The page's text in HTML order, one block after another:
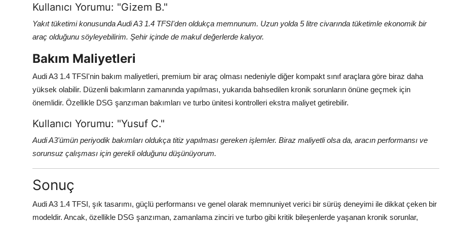
Kullanıcı Yorumu: "Gizem B."
Yakıt tüketimi konusunda Audi A3 1.4 TFSI'den oldukça memnunum. Uzun yolda 5 litre civarında tüketimle ekonomik bir
araç olduğunu söyleyebilirim. Şehir içinde de makul değerlerde kalıyor.
Bakım Maliyetleri
Audi A3 1.4 TFSI'nin bakım maliyetleri, premium bir araç olması nedeniyle diğer kompakt sınıf araçlara göre biraz daha
yüksek olabilir. Düzenli bakımların zamanında yapılması, yukarıda bahsedilen kronik sorunların önüne geçmek için
önemlidir. Özellikle DSG şanzıman bakımları ve turbo ünitesi kontrolleri ekstra maliyet getirebilir.
Kullanıcı Yorumu: "Yusuf C."
Audi A3'ümün periyodik bakımları oldukça titiz yapılması gereken işlemler. Biraz maliyetli olsa da, aracın performansı ve
sorunsuz çalışması için gerekli olduğunu düşünüyorum.
Sonuç
Audi A3 1.4 TFSI, şık tasarımı, güçlü performansı ve genel olarak memnuniyet verici bir sürüş deneyimi ile dikkat çeken bir
modeldir. Ancak, özellikle DSG şanzıman, zamanlama zinciri ve turbo gibi kritik bileşenlerde yaşanan kronik sorunlar,